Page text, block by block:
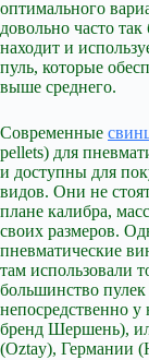
оптимального
довольно часто
находит и
пуль, которые
выше среднего.
Современные
pellets) для
и доступны для
видов. Они не
плане калибра,
своих размеров.
пневматические
там использовали
большинство
непосредственно
бренд Шершень),
(Oztay), Германии